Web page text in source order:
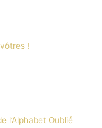
!
l’Alphabet Oublié